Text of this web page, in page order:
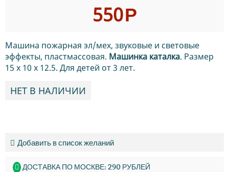
550Р
Машина пожарная эл/мех, звуковые и световые
эффекты, пластмассовая. Машинка каталка. Размер
15 х 10 х 12.5. Для детей от 3 лет.
НЕТ В НАЛИЧИИ
Добавить в список желаний
ДОСТАВКА ПО МОСКВЕ: 290 РУБЛЕЙ